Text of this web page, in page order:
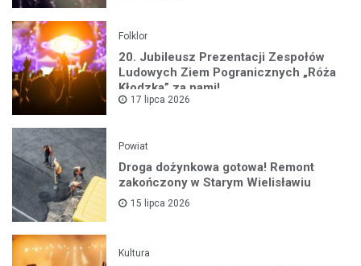
Folklor
20. Jubileusz Prezentacji Zespołów
Ludowych Ziem Pogranicznych „Róża
Kłodzka” za nami!
17 lipca 2026
Powiat
Droga dożynkowa gotowa! Remont
zakończony w Starym Wielisławiu
15 lipca 2026
Kultura